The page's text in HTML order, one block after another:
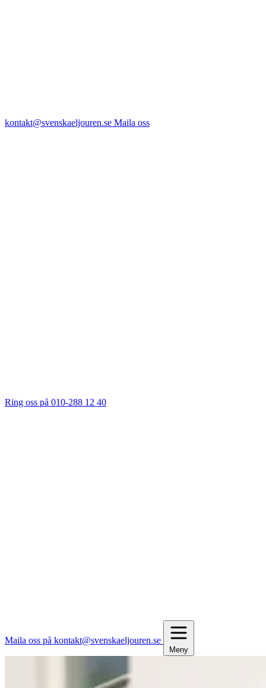
kontakt@svenskaeljouren.se Maila oss
Ring oss på 010-288 12 40
Maila oss på kontakt@svenskaeljouren.se
Meny